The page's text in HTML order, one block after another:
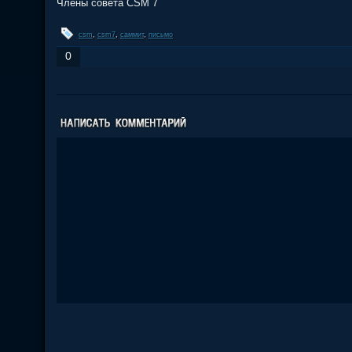
Члены совета CSM 7
csm, csm7, саммит, письмо
0